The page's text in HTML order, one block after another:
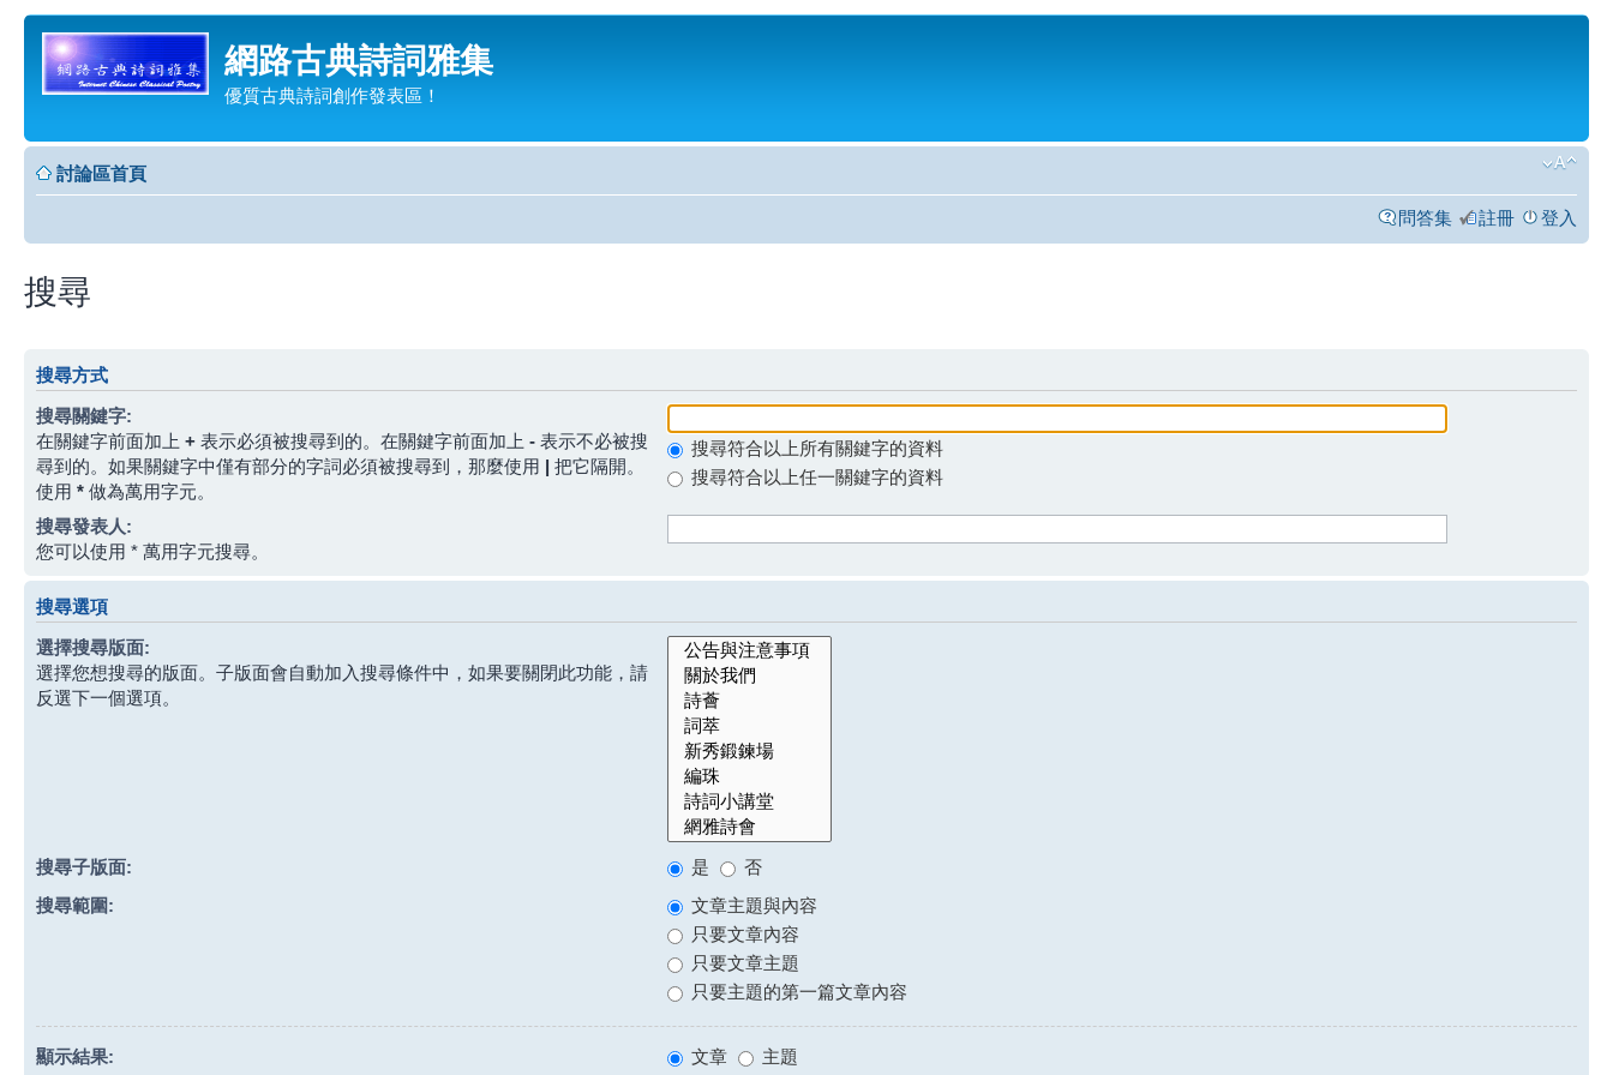
網路古典詩詞雅集
優質古典詩詞創作發表區！
討論區首頁
問答集 註冊 登入
搜尋
搜尋方式
搜尋關鍵字:
在關鍵字前面加上 + 表示必須被搜尋到的。在關鍵字前面加上 - 表示不必被搜
尋到的。如果關鍵字中僅有部分的字詞必須被搜尋到，那麼使用 | 把它隔開。
使用 * 做為萬用字元。
搜尋符合以上所有關鍵字的資料
搜尋符合以上任一關鍵字的資料
搜尋發表人:
您可以使用 * 萬用字元搜尋。
搜尋選項
選擇搜尋版面:
選擇您想搜尋的版面。子版面會自動加入搜尋條件中，如果要關閉此功能，請
反選下一個選項。
搜尋子版面: 是
否
搜尋範圍:
文章主題與內容
只要文章內容
只要文章主題
只要主題的第一篇文章內容
顯示結果: 文章 主題